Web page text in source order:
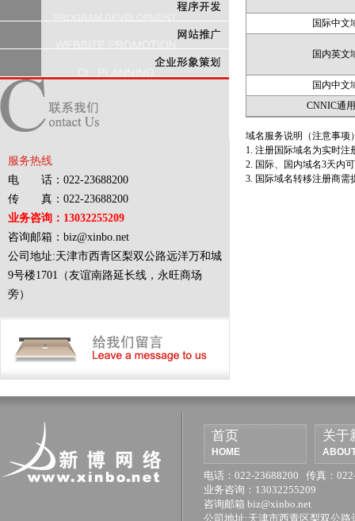
服务热线
电 话：022-23688200
传 真：022-23688200
业务咨询：13032255209
咨询邮箱：biz@xinbo.net
公司地址:天津市西青区梨双公路远洋万和城
9号楼1701（友谊南路延长线，永旺商场
旁）
国际中文
国内英文
国内中文
CNNIC通
域名服务说明（注意事项
1. 注册国际域名为实时注
2. 国际、国内域名3天内
3. 国际域名转移注册商
首页
HOME
关于
电话：022-23688200 传真：
业务咨询：13032255209
咨询邮箱 biz@xinbo.net
公司地址:天津市西青区梨双公